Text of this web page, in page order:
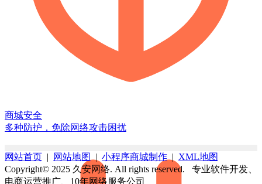
商城安全
多种防护，免除网络攻击困扰
网站首页 | 网站地图 | 小程序商城制作 | XML地图
Copyright© 2025 久安网络. All rights reserved. 专业软件开发、
电商运营推广、10年网络服务公司